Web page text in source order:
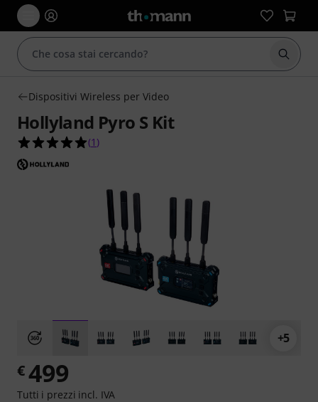
Dispositivi Wireless per Video
Hollyland Pyro S Kit
5.0 su 5 stelle su 1 valutazioni dei clienti
(1 )
+5
€499
Tutti i prezzi incl. IVA